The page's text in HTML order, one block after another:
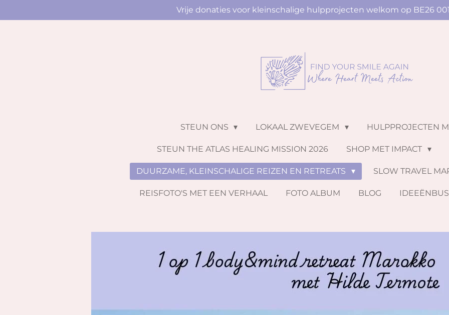
direct
Vrije donaties voor kleinschalige hulpprojecten welkom op BE26
STEUN ONS LOKAAL ZWEVEGEM HULPPROJECTEN
STEUN THE ATLAS HEALING MISSION 2026 SHOP MET IMPACT
DUURZAME, KLEINSCHALIGE REIZEN EN RETREATS SLOW TRAVEL
REISFOTO'S MET EEN VERHAAL FOTO ALBUM BLOG IDEEËNBUS